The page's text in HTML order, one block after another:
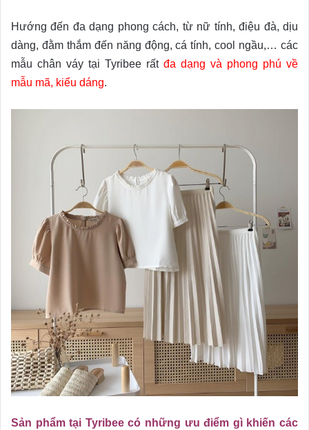
Hướng đến đa dạng phong cách, từ nữ tính, điệu đà, dịu
dàng, đằm thắm đến năng động, cá tính, cool ngầu,… các
mẫu chân váy tại Tyribee rấtđa dạng và phong phú về
mẫu mã, kiểu dáng.
Sản phẩm tại Tyribee có những ưu điểm gì khiến các